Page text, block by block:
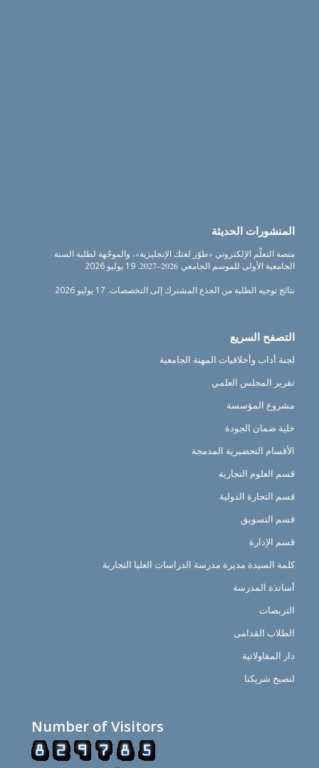
المنشورات الحديثة
منصة التعلّم الإلكتروني «طوّر لغتك الإنجليزية»، والموجّهة لطلبة السنة
الجامعية الأولى للموسم الجامعي 2026–2027.
19 يوليو 2026
نتائج توجيه الطلبة من الجذع المشترك إلى التخصصات. 17 يوليو 2026
التصفح السريع
لجنة أداب وأخلاقيات المهنة الجامعية
تقرير المجلس العلمي
مشروع المؤسسة
خلية ضمان الجودة
الأقسام التحضيرية المدمجة
قسم العلوم التجارية
قسم التجارة الدولية
قسم التسويق
قسم الإدارة
كلمة السيدة مديرة مدرسة الدراسات العليا التجارية
أساتذة المدرسة
التربصات
الطلاب القدامى
دار المقاولاتية
لتصبح شريكنا
Number of Visitors